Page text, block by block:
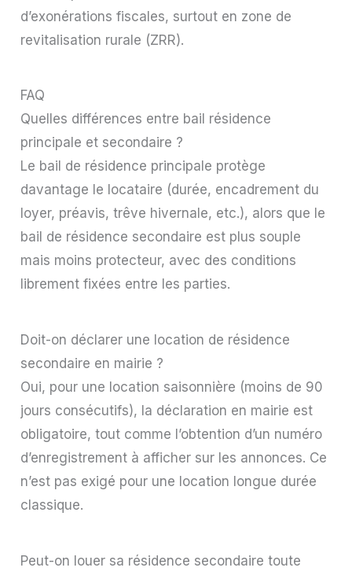
d’exonérations fiscales, surtout en zone de
revitalisation rurale (ZRR).
FAQ
Quelles différences entre bail résidence
principale et secondaire ?
Le bail de résidence principale protège
davantage le locataire (durée, encadrement du
loyer, préavis, trêve hivernale, etc.), alors que le
bail de résidence secondaire est plus souple
mais moins protecteur, avec des conditions
librement fixées entre les parties.
Doit-on déclarer une location de résidence
secondaire en mairie ?
Oui, pour une location saisonnière (moins de 90
jours consécutifs), la déclaration en mairie est
obligatoire, tout comme l’obtention d’un numéro
d’enregistrement à afficher sur les annonces. Ce
n’est pas exigé pour une location longue durée
classique.
Peut-on louer sa résidence secondaire toute